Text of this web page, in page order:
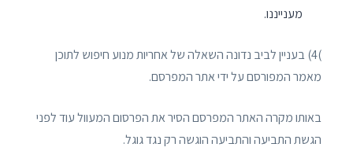
מענייננו.
)4) בעניין לביב נדונה השאלה של אחריות מנוע חיפוש לתוכן
מאמר המפורסם על ידי אתר המפרסם.
באותו מקרה האתר המפרסם הסיר את הפרסום המעוול עוד לפני
הגשת התביעה והתביעה הוגשה רק נגד גוגל.